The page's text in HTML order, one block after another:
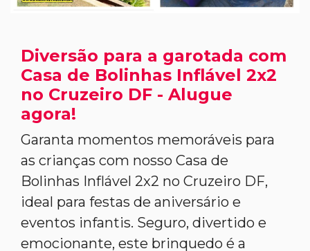
Diversão para a garotada com
Casa de Bolinhas Inflável 2x2
no Cruzeiro DF - Alugue
agora!
Garanta momentos memoráveis para
as crianças com nosso Casa de
Bolinhas Inflável 2x2 no Cruzeiro DF,
ideal para festas de aniversário e
eventos infantis. Seguro, divertido e
emocionante, este brinquedo é a